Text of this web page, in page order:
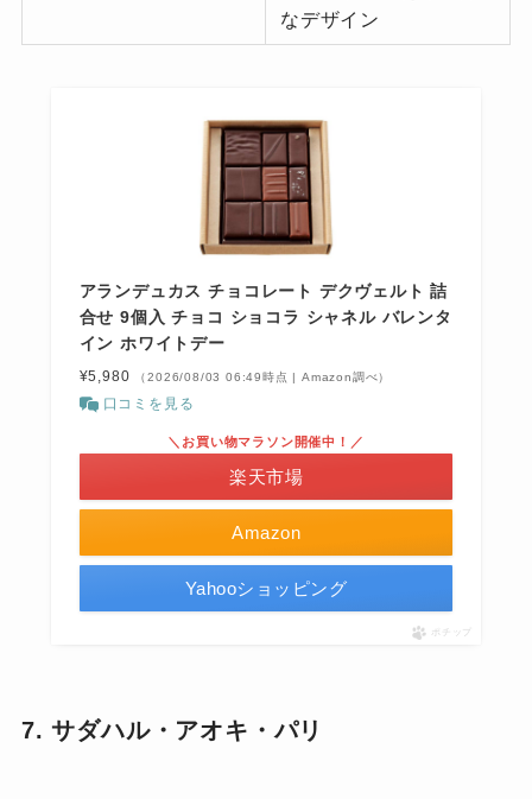
なデザイン
アランデュカス チョコレート デクヴェルト 詰
合せ 9個入 チョコ ショコラ シャネル バレンタ
イン ホワイトデー
¥5,980 （2026/08/03 06:49時点 | Amazon調べ）
口コミを見る
Amazon
＼お買い物マラソン開催中！／
楽天市場
Yahooショッピング
ポチップ
7. サダハル・アオキ・パリ